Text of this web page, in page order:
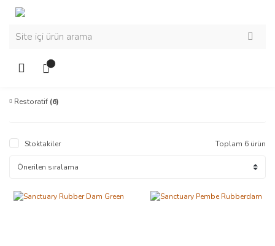
Restoratif (6)
Stoktakiler Toplam 6 ürün